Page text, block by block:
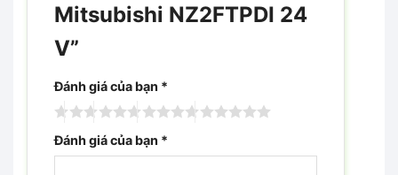
Mitsubishi NZ2FTPDI 24
V”
Đánh giá của bạn *
Đánh giá của bạn *